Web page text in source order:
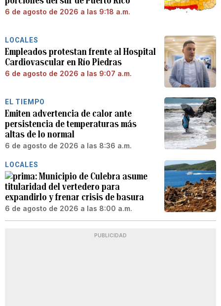
6 de agosto de 2026 a las 9:18 a.m.
LOCALES
Empleados protestan frente al Hospital
Cardiovascular en Río Piedras
6 de agosto de 2026 a las 9:07 a.m.
EL TIEMPO
Emiten advertencia de calor ante
persistencia de temperaturas más
altas de lo normal
6 de agosto de 2026 a las 8:36 a.m.
LOCALES
Municipio de Culebra asume
titularidad del vertedero para
expandirlo y frenar crisis de basura
6 de agosto de 2026 a las 8:00 a.m.
PUBLICIDAD